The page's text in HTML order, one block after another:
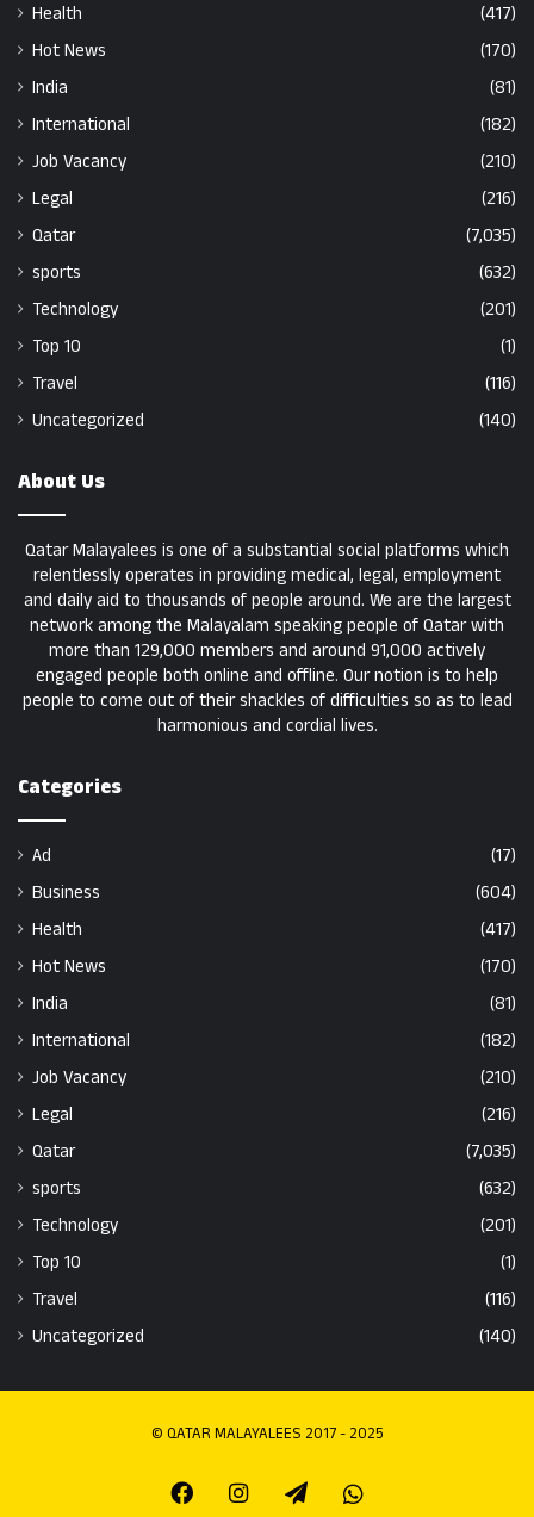
Health
(417)
Hot News
(170)
India
(81)
International
(182)
Job Vacancy
(210)
Legal
(216)
Qatar
(7,035)
sports
(632)
Technology
(201)
Top 10
(1)
Travel
(116)
Uncategorized
(140)
About Us
Qatar Malayalees is one of a substantial social platforms which
relentlessly operates in providing medical, legal, employment
and daily aid to thousands of people around. We are the largest
network among the Malayalam speaking people of Qatar with
more than 129,000 members and around 91,000 actively
engaged people both online and offline. Our notion is to help
people to come out of their shackles of difficulties so as to lead
harmonious and cordial lives.
Categories
Ad
(17)
Business
(604)
Health
(417)
Hot News
(170)
India
(81)
International
(182)
Job Vacancy
(210)
Legal
(216)
Qatar
(7,035)
sports
(632)
Technology
(201)
Top 10
(1)
Travel
(116)
Uncategorized
(140)
© QATAR MALAYALEES 2017 - 2025
FacebookInstagramTelegramWhatsapp